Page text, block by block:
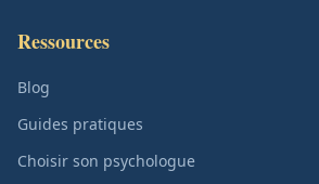
Ressources
Blog
Guides pratiques
Choisir son psychologue